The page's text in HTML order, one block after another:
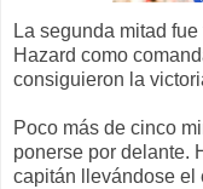
La segunda mitad
Hazard como
consiguieron la
Poco más de cinco
ponerse por delante.
capitán llevándose el